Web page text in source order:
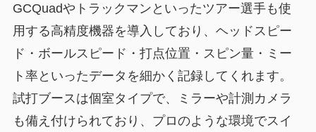
GCQuadやトラックマンといったツアー選手も使
用する高精度機器を導入しており、ヘッドスピー
ド・ボールスピード・打点位置・スピン量・ミー
ト率といったデータを細かく記録してくれます。
試打ブースは個室タイプで、ミラーや計測カメラ
も備え付けられており、プロのような環境でスイ